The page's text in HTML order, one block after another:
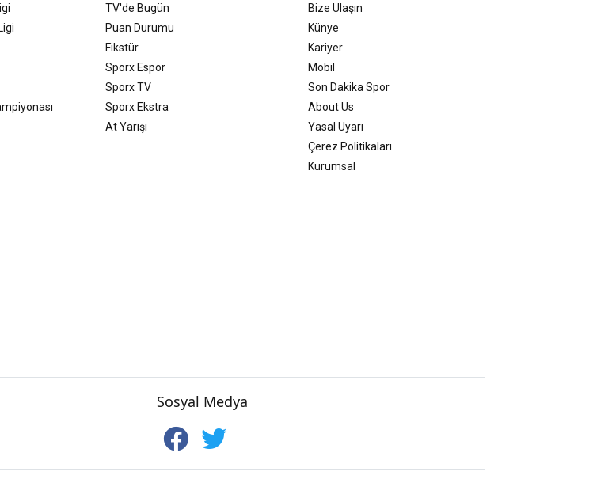
TV'de Bugün
Puan Durumu
Fikstür
Sporx Espor
Sporx TV
Sporx Ekstra
At Yarışı
Bize Ulaşın
Künye
Kariyer
Mobil
Son Dakika Spor
About Us
Yasal Uyarı
Çerez Politikaları
Kurumsal
Sosyal Medya